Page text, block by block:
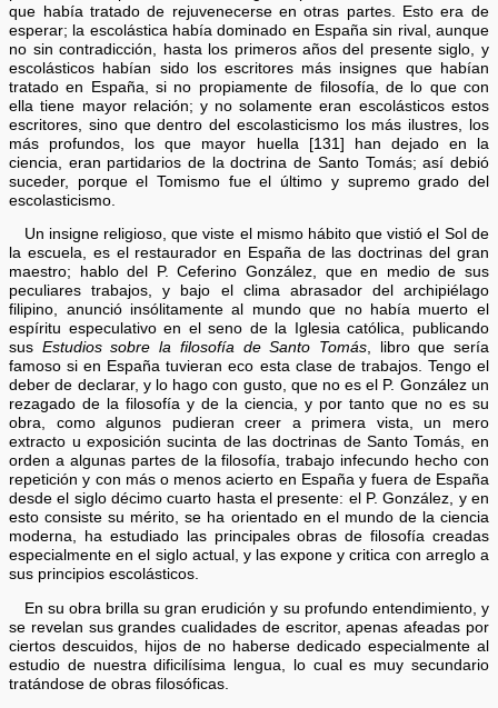
que había tratado de rejuvenecerse en otras partes. Esto era de
esperar; la escolástica había dominado en España sin rival, aunque
no sin contradicción, hasta los primeros años del presente siglo, y
escolásticos habían sido los escritores más insignes que habían
tratado en España, si no propiamente de filosofía, de lo que con
ella tiene mayor relación; y no solamente eran escolásticos estos
escritores, sino que dentro del escolasticismo los más ilustres, los
más profundos, los que mayor huella [131] han dejado en la
ciencia, eran partidarios de la doctrina de Santo Tomás; así debió
suceder, porque el Tomismo fue el último y supremo grado del
escolasticismo.
Un insigne religioso, que viste el mismo hábito que vistió el Sol de
la escuela, es el restaurador en España de las doctrinas del gran
maestro; hablo del P. Ceferino González, que en medio de sus
peculiares trabajos, y bajo el clima abrasador del archipiélago
filipino, anunció insólitamente al mundo que no había muerto el
espíritu especulativo en el seno de la Iglesia católica, publicando
sus Estudios sobre la filosofía de Santo Tomás, libro que sería
famoso si en España tuvieran eco esta clase de trabajos. Tengo el
deber de declarar, y lo hago con gusto, que no es el P. González un
rezagado de la filosofía y de la ciencia, y por tanto que no es su
obra, como algunos pudieran creer a primera vista, un mero
extracto u exposición sucinta de las doctrinas de Santo Tomás, en
orden a algunas partes de la filosofía, trabajo infecundo hecho con
repetición y con más o menos acierto en España y fuera de España
desde el siglo décimo cuarto hasta el presente: el P. González, y en
esto consiste su mérito, se ha orientado en el mundo de la ciencia
moderna, ha estudiado las principales obras de filosofía creadas
especialmente en el siglo actual, y las expone y critica con arreglo a
sus principios escolásticos.
En su obra brilla su gran erudición y su profundo entendimiento, y
se revelan sus grandes cualidades de escritor, apenas afeadas por
ciertos descuidos, hijos de no haberse dedicado especialmente al
estudio de nuestra dificilísima lengua, lo cual es muy secundario
tratándose de obras filosóficas.